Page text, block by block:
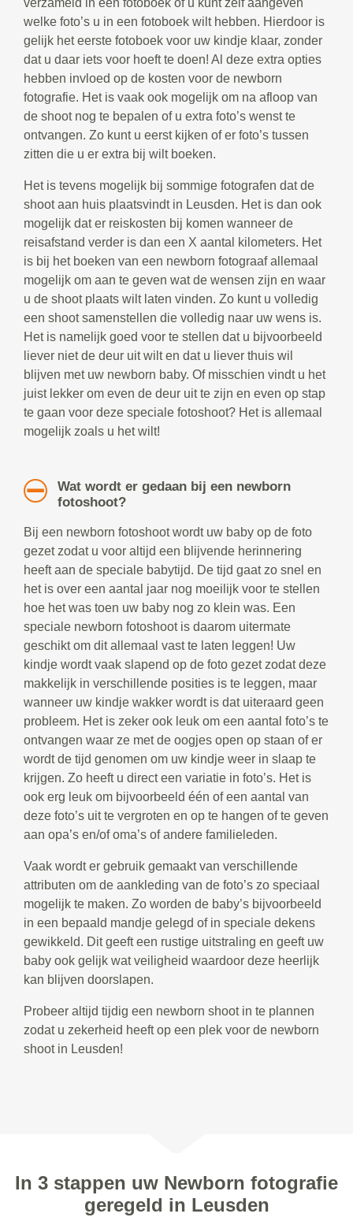
verzameld in een fotoboek of u kunt zelf aangeven
welke foto’s u in een fotoboek wilt hebben. Hierdoor is
gelijk het eerste fotoboek voor uw kindje klaar, zonder
dat u daar iets voor hoeft te doen! Al deze extra opties
hebben invloed op de kosten voor de newborn
fotografie. Het is vaak ook mogelijk om na afloop van
de shoot nog te bepalen of u extra foto’s wenst te
ontvangen. Zo kunt u eerst kijken of er foto’s tussen
zitten die u er extra bij wilt boeken.
Het is tevens mogelijk bij sommige fotografen dat de
shoot aan huis plaatsvindt in Leusden. Het is dan ook
mogelijk dat er reiskosten bij komen wanneer de
reisafstand verder is dan een X aantal kilometers. Het
is bij het boeken van een newborn fotograaf allemaal
mogelijk om aan te geven wat de wensen zijn en waar
u de shoot plaats wilt laten vinden. Zo kunt u volledig
een shoot samenstellen die volledig naar uw wens is.
Het is namelijk goed voor te stellen dat u bijvoorbeeld
liever niet de deur uit wilt en dat u liever thuis wil
blijven met uw newborn baby. Of misschien vindt u het
juist lekker om even de deur uit te zijn en even op stap
te gaan voor deze speciale fotoshoot? Het is allemaal
mogelijk zoals u het wilt!
Wat wordt er gedaan bij een newborn
fotoshoot?
Bij een newborn fotoshoot wordt uw baby op de foto
gezet zodat u voor altijd een blijvende herinnering
heeft aan de speciale babytijd. De tijd gaat zo snel en
het is over een aantal jaar nog moeilijk voor te stellen
hoe het was toen uw baby nog zo klein was. Een
speciale newborn fotoshoot is daarom uitermate
geschikt om dit allemaal vast te laten leggen! Uw
kindje wordt vaak slapend op de foto gezet zodat deze
makkelijk in verschillende posities is te leggen, maar
wanneer uw kindje wakker wordt is dat uiteraard geen
probleem. Het is zeker ook leuk om een aantal foto’s te
ontvangen waar ze met de oogjes open op staan of er
wordt de tijd genomen om uw kindje weer in slaap te
krijgen. Zo heeft u direct een variatie in foto’s. Het is
ook erg leuk om bijvoorbeeld één of een aantal van
deze foto’s uit te vergroten en op te hangen of te geven
aan opa’s en/of oma’s of andere familieleden.
Vaak wordt er gebruik gemaakt van verschillende
attributen om de aankleding van de foto’s zo speciaal
mogelijk te maken. Zo worden de baby’s bijvoorbeeld
in een bepaald mandje gelegd of in speciale dekens
gewikkeld. Dit geeft een rustige uitstraling en geeft uw
baby ook gelijk wat veiligheid waardoor deze heerlijk
kan blijven doorslapen.
Probeer altijd tijdig een newborn shoot in te plannen
zodat u zekerheid heeft op een plek voor de newborn
shoot in Leusden!
In 3 stappen uw Newborn fotografie
geregeld in Leusden